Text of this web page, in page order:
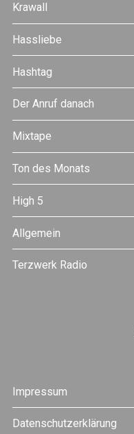
Krawall
Hassliebe
Hashtag
Der Anruf danach
Mixtape
Ton des Monats
High 5
Allgemein
Terzwerk Radio
Impressum
Datenschutzerklärung